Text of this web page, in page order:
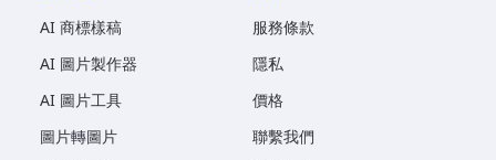
AI 商標樣稿
AI 圖片製作器
AI 圖片工具
圖片轉圖片
服務條款
隱私
價格
聯繫我們